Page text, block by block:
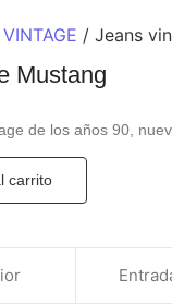
/ Jeans
Mustang
de los años 90,
carrito